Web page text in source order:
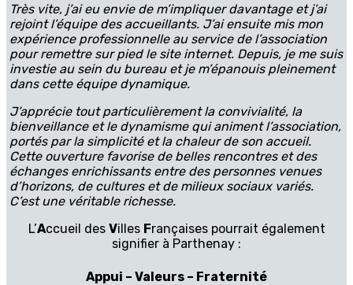
Très vite, j’ai eu envie de m’impliquer davantage et j’ai
rejoint l’équipe des accueillants. J’ai ensuite mis mon
expérience professionnelle au service de l’association
pour remettre sur pied le site internet. Depuis, je me suis
investie au sein du bureau et je m’épanouis pleinement
dans cette équipe dynamique.
J’apprécie tout particulièrement la convivialité, la
bienveillance et le dynamisme qui animent l’association,
portés par la simplicité et la chaleur de son accueil.
Cette ouverture favorise de belles rencontres et des
échanges enrichissants entre des personnes venues
d’horizons, de cultures et de milieux sociaux variés.
C’est une véritable richesse.
L’Accueil des Villes Françaises pourrait également
signifier à Parthenay :
Appui – Valeurs – Fraternité